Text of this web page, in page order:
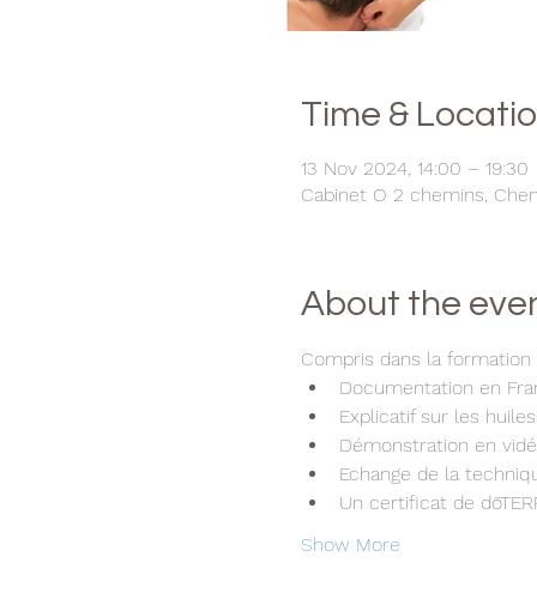
Time &
13 Nov 2024, 14:00 – 19:30
Cabinet O 2 chemins,
About the
Compris dans la
Documentation en
Explicatif sur les
Démonstration en
Echange de la
Un certificat de
Show More